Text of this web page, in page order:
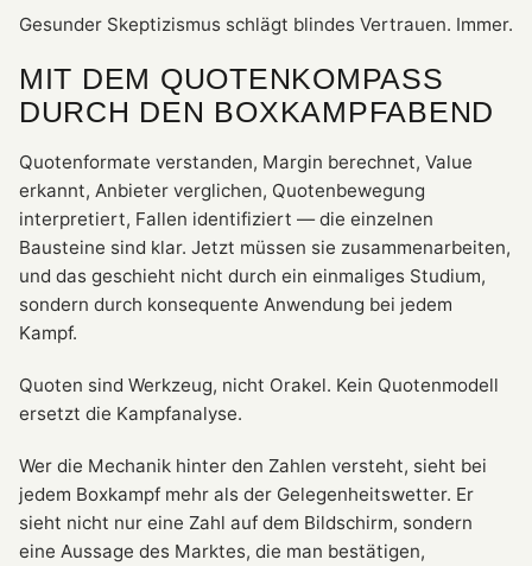
Gesunder Skeptizismus schlägt blindes Vertrauen. Immer.
MIT DEM QUOTENKOMPASS
DURCH DEN BOXKAMPFABEND
Quotenformate verstanden, Margin berechnet, Value
erkannt, Anbieter verglichen, Quotenbewegung
interpretiert, Fallen identifiziert — die einzelnen
Bausteine sind klar. Jetzt müssen sie zusammenarbeiten,
und das geschieht nicht durch ein einmaliges Studium,
sondern durch konsequente Anwendung bei jedem
Kampf.
Quoten sind Werkzeug, nicht Orakel. Kein Quotenmodell
ersetzt die Kampfanalyse.
Wer die Mechanik hinter den Zahlen versteht, sieht bei
jedem Boxkampf mehr als der Gelegenheitswetter. Er
sieht nicht nur eine Zahl auf dem Bildschirm, sondern
eine Aussage des Marktes, die man bestätigen,